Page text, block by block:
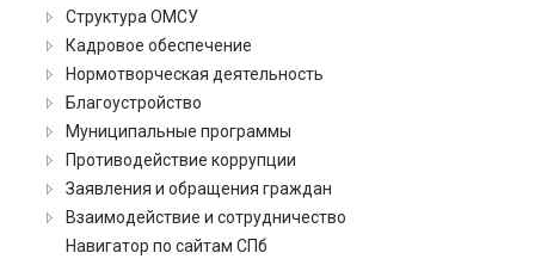
Структура ОМСУ
Кадровое обеспечение
Нормотворческая деятельность
Благоустройство
Муниципальные программы
Противодействие коррупции
Заявления и обращения граждан
Взаимодействие и сотрудничество
Навигатор по сайтам СПб